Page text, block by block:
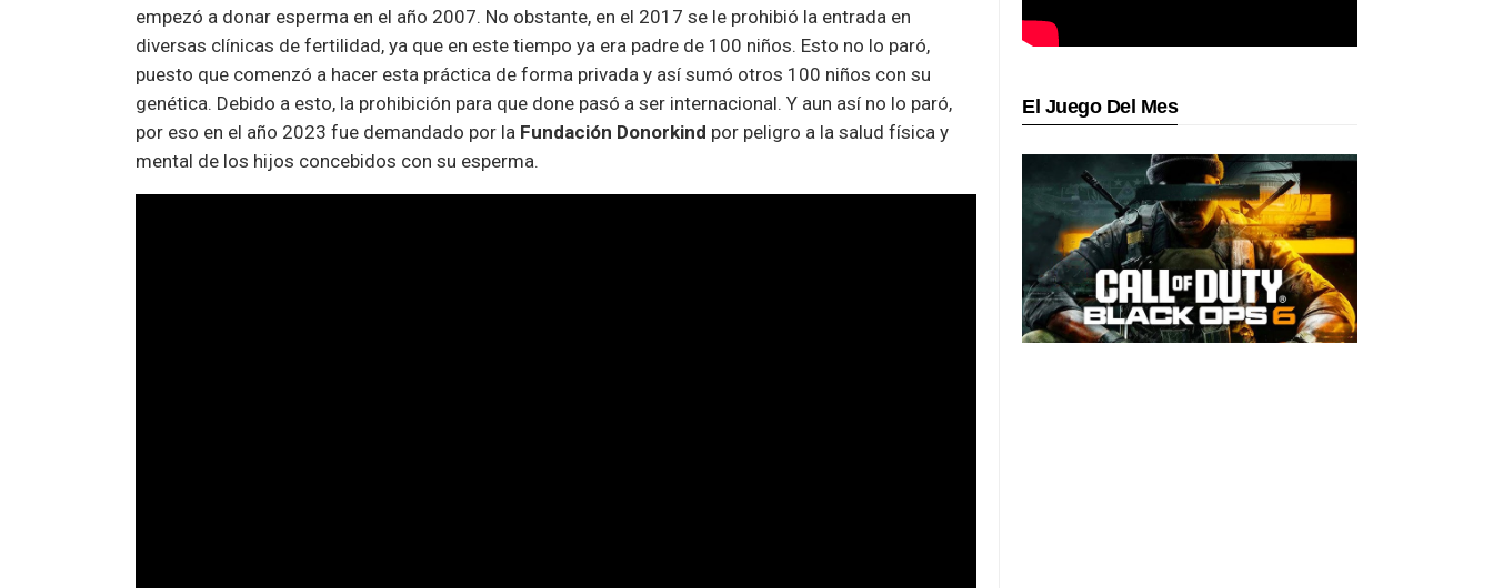
empezó a donar esperma en el año 2007. No obstante, en el 2017 se le prohibió la entrada en
diversas clínicas de fertilidad, ya que en este tiempo ya era padre de 100 niños. Esto no lo paró,
puesto que comenzó a hacer esta práctica de forma privada y así sumó otros 100 niños con su
genética. Debido a esto, la prohibición para que done pasó a ser internacional. Y aun así no lo paró,
por eso en el año 2023 fue demandado por la Fundación Donorkind por peligro a la salud física y
mental de los hijos concebidos con su esperma.
El Juego Del Mes